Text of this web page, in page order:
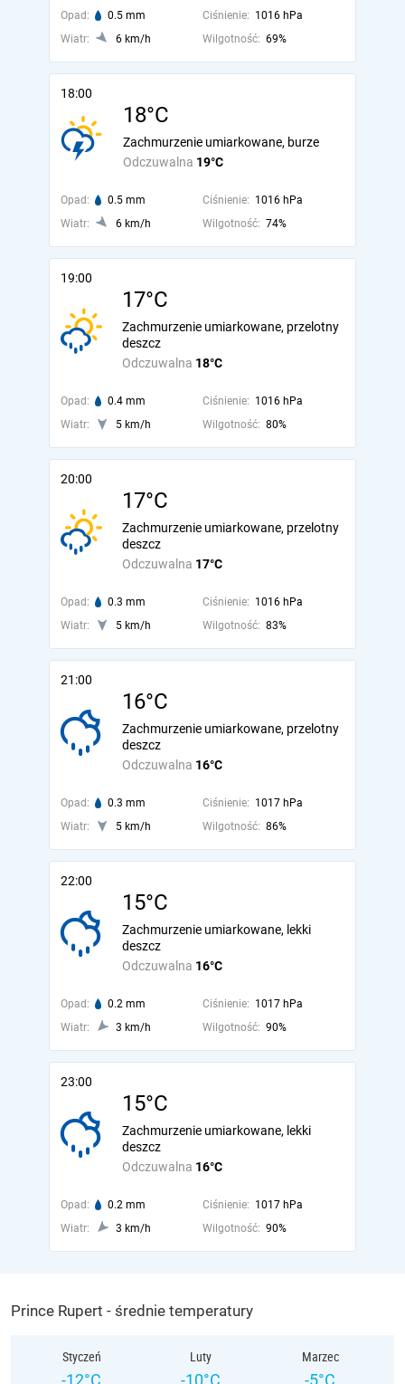
Opad: 0.5 mm Ciśnienie: 1016 hPa
Wiatr:
6 km/h Wilgotność: 69%
18:00
18°C
Odczuwalna 19°C
Zachmurzenie umiarkowane, burze
Opad: 0.5 mm Ciśnienie: 1016 hPa
Wiatr:
6 km/h Wilgotność: 74%
19:00
17°C
Odczuwalna 18°C
Zachmurzenie umiarkowane, przelotny
deszcz
Opad: 0.4 mm Ciśnienie: 1016 hPa
Wiatr:
5 km/h Wilgotność: 80%
20:00
17°C
Odczuwalna 17°C
Zachmurzenie umiarkowane, przelotny
deszcz
Opad: 0.3 mm Ciśnienie: 1016 hPa
Wiatr:
5 km/h Wilgotność: 83%
21:00
16°C
Odczuwalna 16°C
Zachmurzenie umiarkowane, przelotny
deszcz
Opad: 0.3 mm Ciśnienie: 1017 hPa
Wiatr:
5 km/h Wilgotność: 86%
22:00
15°C
Odczuwalna 16°C
Zachmurzenie umiarkowane, lekki
deszcz
Opad: 0.2 mm Ciśnienie: 1017 hPa
Wiatr:
3 km/h Wilgotność: 90%
23:00
15°C
Odczuwalna 16°C
Zachmurzenie umiarkowane, lekki
deszcz
Opad: 0.2 mm Ciśnienie: 1017 hPa
Wiatr:
3 km/h Wilgotność: 90%
Prince Rupert - średnie temperatury
Styczeń
-12°C
Luty
-10°C
Marzec
-5°C